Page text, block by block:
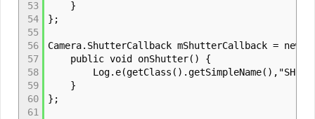
53
54
55
56
57
58
59
60
61
}
};
Camera.ShutterCallback mShutterCallback = new
public void onShutter() {
Log.e(getClass().getSimpleName(),"SHUTTER
}
};